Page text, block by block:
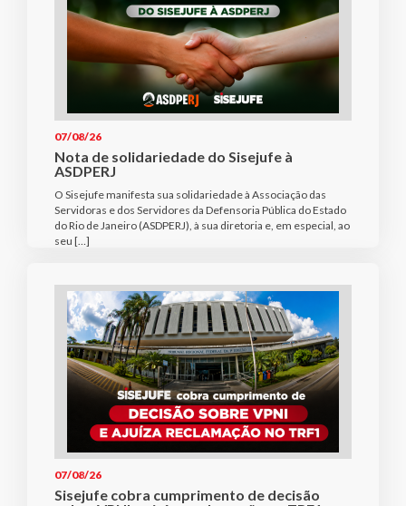
07/08/26
Nota de solidariedade do Sisejufe à
ASDPERJ
O Sisejufe manifesta sua solidariedade à Associação das
Servidoras e dos Servidores da Defensoria Pública do Estado
do Rio de Janeiro (ASDPERJ), à sua diretoria e, em especial, ao
seu […]
07/08/26
Sisejufe cobra cumprimento de decisão